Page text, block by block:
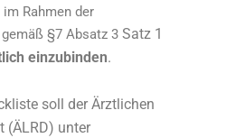
Rahmen der
§7 Absatz 3 Satz 1
einzubinden.
soll der Ärztlichen
(ÄLRD) unter